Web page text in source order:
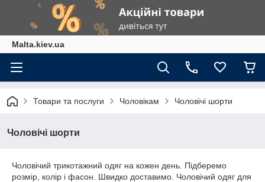
Malta.kiev.ua
Товари та послуги Чоловікам Чоловічі шорти
Чоловічі шорти
Чоловічий трикотажний одяг на кожен день. Підберемо
розмір, колір і фасон. Швидко доставимо. Чоловічий одяг для